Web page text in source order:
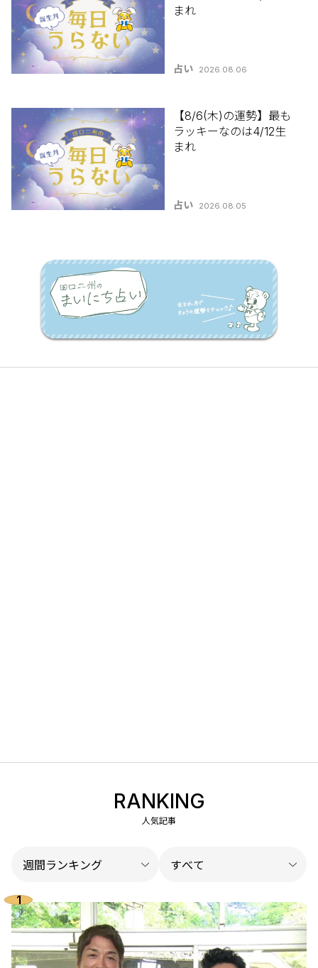
まれ
占い 2026.08.06
【8/6(木)の運勢】最も
ラッキーなのは4/12生
まれ
占い 2026.08.05
RANKING
人気記事